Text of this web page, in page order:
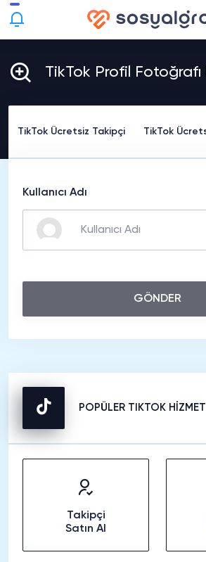
TikTok Profil Fotoğrafı
TikTok Ücretsiz Takipçi TikTok
Kullanıcı Adı
GÖNDER
POPÜLER TIKTOK
Takipçi
Satın Al